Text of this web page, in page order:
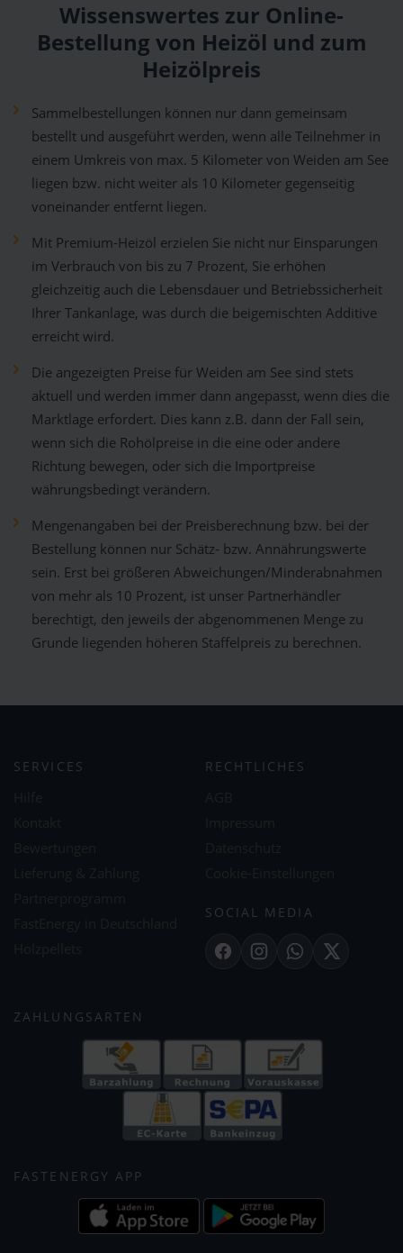
Wissenswertes zur Online-
Bestellung von Heizöl und zum
Heizölpreis
Sammelbestellungen können nur dann gemeinsam
bestellt und ausgeführt werden, wenn alle Teilnehmer in
einem Umkreis von max. 5 Kilometer von Weiden am See
liegen bzw. nicht weiter als 10 Kilometer gegenseitig
voneinander entfernt liegen.
Mit Premium-Heizöl erzielen Sie nicht nur Einsparungen
im Verbrauch von bis zu 7 Prozent, Sie erhöhen
gleichzeitig auch die Lebensdauer und Betriebssicherheit
Ihrer Tankanlage, was durch die beigemischten Additive
erreicht wird.
Die angezeigten Preise für Weiden am See sind stets
aktuell und werden immer dann angepasst, wenn dies die
Marktlage erfordert. Dies kann z.B. dann der Fall sein,
wenn sich die Rohölpreise in die eine oder andere
Richtung bewegen, oder sich die Importpreise
währungsbedingt verändern.
Mengenangaben bei der Preisberechnung bzw. bei der
Bestellung können nur Schätz- bzw. Annährungswerte
sein. Erst bei größeren Abweichungen/Minderabnahmen
von mehr als 10 Prozent, ist unser Partnerhändler
berechtigt, den jeweils der abgenommenen Menge zu
Grunde liegenden höheren Staffelpreis zu berechnen.
SERVICES RECHTLICHES
SOCIAL MEDIA
FacebookInstagramWhatsApp
X
ZAHLUNGSARTEN
FASTENERGY APP